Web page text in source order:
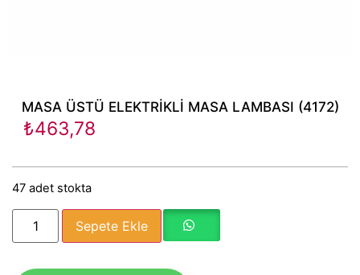
MASA ÜSTÜ ELEKTRİKLİ MASA LAMBASI (4172)
₺463,78
47 adet stokta
Sepete Ekle